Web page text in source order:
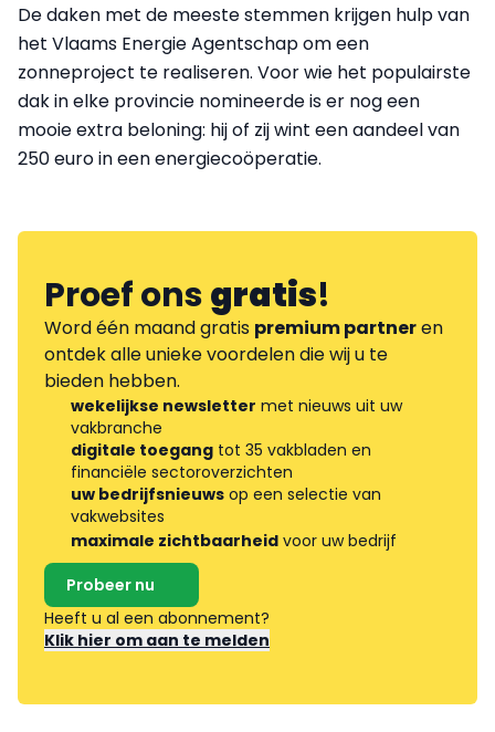
De daken met de meeste stemmen krijgen hulp van
het Vlaams Energie Agentschap om een
zonneproject te realiseren. Voor wie het populairste
dak in elke provincie nomineerde is er nog een
mooie extra beloning: hij of zij wint een aandeel van
250 euro in een energiecoöperatie.
Proef onsgratis!
Word één maand gratis premium partneren
ontdek alle unieke voordelen die wij u te
bieden hebben.
wekelijkse newsletter met nieuws uit uw
vakbranche
digitale toegang tot 35 vakbladen en
financiële sectoroverzichten
uw bedrijfsnieuws op een selectie van
vakwebsites
maximale zichtbaarheid voor uw bedrijf
Probeer nu
Heeft u al een abonnement?
Klik hier om aan te melden